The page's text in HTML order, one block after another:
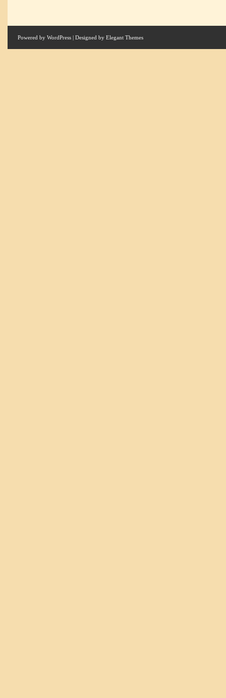
Powered by WordPress | Designed by Elegant Themes